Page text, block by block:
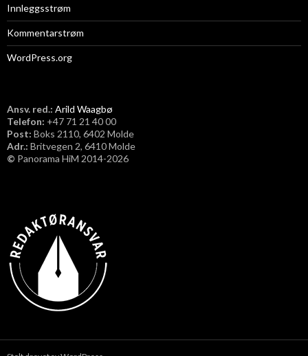
Innleggsstrøm
Kommentarstrøm
WordPress.org
Ansv. red.: Arild Waagbø
Telefon: ​+47 71 21 40 00
Post: Boks 2110, 6402 Molde
Adr.: Britvegen 2, 6410 Molde
© Panorama HiM 2014-2026